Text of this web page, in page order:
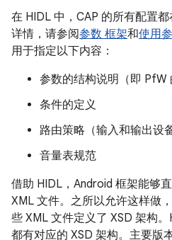
在 HIDL 中，CAP 的所有配置
详情，请参阅参数 框架和使用
用于指定以下内容：
参数的结构说明（即 PfW
条件的定义
路由策略（输入和输出设
音量表规范
借助 HIDL，Android 框架能够
XML 文件。之所以允许这样做
些 XML 文件定义了 XSD 架构
都有对应的 XSD 架构。主要版